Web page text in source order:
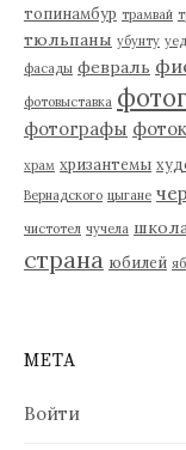
топинамбур трамвай
тюльпаны убунту
фасады февраль
фотовыставка
фотографы
храм хризантемы
Вернадского цыгане
чистотел чучела
страна юбилей
МЕТА
Войти